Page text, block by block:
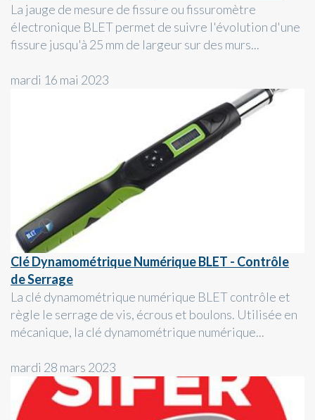
La jauge de mesure de fissure ou fissuromètre
électronique BLET permet de suivre l'évolution d'une
fissure jusqu'à 25 mm de largeur sur des murs...
mardi 16 mai 2023
Clé Dynamométrique Numérique BLET - Contrôle
de Serrage
La clé dynamométrique numérique BLET contrôle et
règle le serrage de vis, écrous et boulons. Utilisée en
mécanique, la clé dynamométrique numérique...
mardi 28 mars 2023